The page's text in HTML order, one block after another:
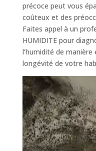
précoce peut vous
coûteux et des
Faites appel à un
HUMIDITE pour
l’humidité de
longévité de votre